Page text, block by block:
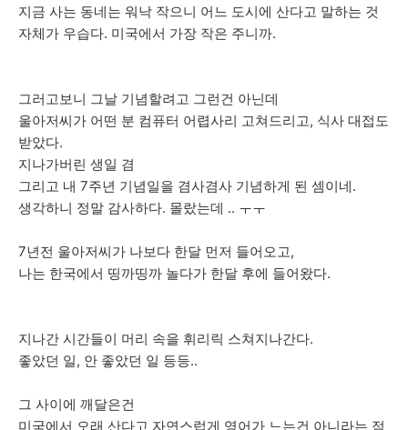
지금 사는 동네는 워낙 작으니 어느 도시에 산다고 말하는 것
자체가 우습다. 미국에서 가장 작은 주니까.
그러고보니 그날 기념할려고 그런건 아닌데
울아저씨가 어떤 분 컴퓨터 어렵사리 고쳐드리고, 식사 대접도
받았다.
지나가버린 생일 겸
그리고 내 7주년 기념일을 겸사겸사 기념하게 된 셈이네.
생각하니 정말 감사하다. 몰랐는데 .. ㅜㅜ
7년전 울아저씨가 나보다 한달 먼저 들어오고,
나는 한국에서 띵까띵까 놀다가 한달 후에 들어왔다.
지나간 시간들이 머리 속을 휘리릭 스쳐지나간다.
좋았던 일, 안 좋았던 일 등등..
그 사이에 깨달은건
미국에서 오래 산다고 자연스럽게 영어가 느는건 아니라는 점